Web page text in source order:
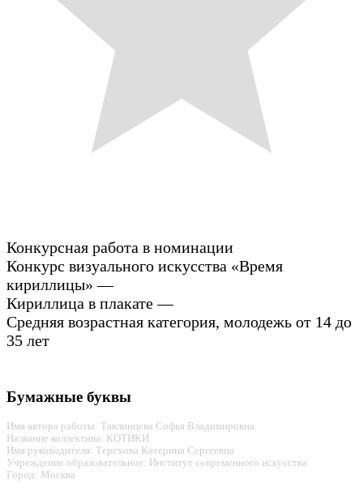
Конкурсная работа в номинации
Конкурс визуального искусства «Время
кириллицы» —
Кириллица в плакате —
Средняя возрастная категория, молодежь от 14 до
35 лет
Бумажные буквы
Имя автора работы: Тавлинцева Софья Владимировна
Название коллектива: КОТИКИ
Имя руководителя: Терехова Катерина Сергеевна
Учреждение образовательное: Институт современного искусства
Город: Москва